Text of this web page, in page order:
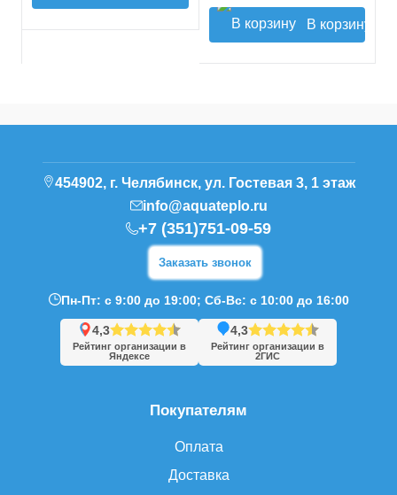
В корзину
Покупателям
Оплата
Доставка
454902, г. Челябинск, ул. Гостевая 3, 1 этаж
info@aquateplo.ru
+7 (351)751-09-59
Заказать звонок
Пн-Пт: с 9:00 до 19:00; Сб-Вс: с 10:00 до 16:00
4,3
Рейтинг организации в
Яндексе
4,3
Рейтинг организации в
2ГИС